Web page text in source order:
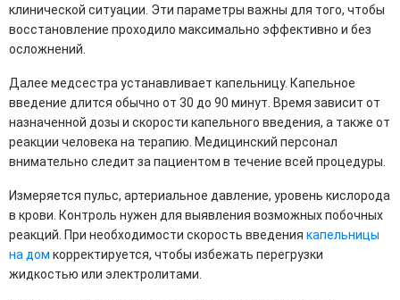
клинической ситуации. Эти параметры важны для того, чтобы
восстановление проходило максимально эффективно и без
осложнений.
Далее медсестра устанавливает капельницу. Капельное
введение длится обычно от 30 до 90 минут. Время зависит от
назначенной дозы и скорости капельного введения, а также от
реакции человека на терапию. Медицинский персонал
внимательно следит за пациентом в течение всей процедуры.
Измеряется пульс, артериальное давление, уровень кислорода
в крови. Контроль нужен для выявления возможных побочных
реакций. При необходимости скорость введения капельницы
на дом корректируется, чтобы избежать перегрузки
жидкостью или электролитами.